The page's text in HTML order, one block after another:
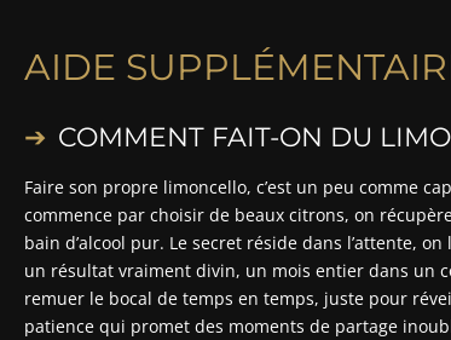
AIDE
COMMENT FAIT-ON DU
Faire son propre limoncello, c’est un peu comme
commence par choisir de beaux citrons, on
bain d’alcool pur. Le secret réside dans l’attente,
un résultat vraiment divin, un mois entier dans un
remuer le bocal de temps en temps, juste pour
patience qui promet des moments de partage